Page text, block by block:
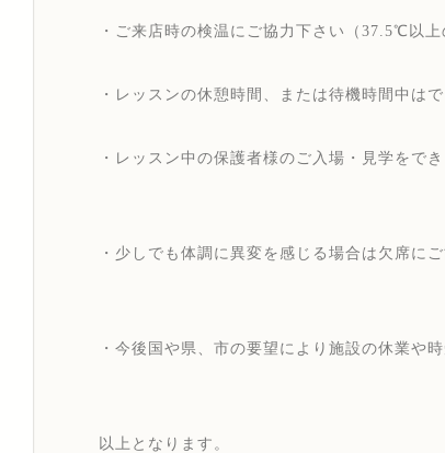
・ご来店時の検温にご協力下さい（37.5℃以
・レッスンの休憩時間、または待機時間中は
・レッスン中の保護者様のご入場・見学をで
・少しでも体調に異変を感じる場合は欠席に
・今後国や県、市の要望により施設の休業や
以上となります。